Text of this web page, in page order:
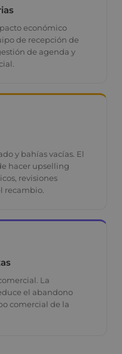
económico
de recepción de
de agenda y
y bahías vacías. El
hacer upselling
revisiones
recambio.
La
el abandono
comercial de la